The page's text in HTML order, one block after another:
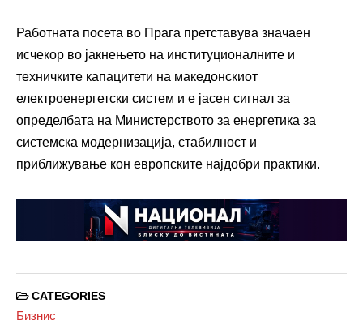
Работната посета во Прага претставува значаен
исчекор во јакнењето на институционалните и
техничките капацитети на македонскиот
електроенергетски систем и е јасен сигнал за
определбата на Министерството за енергетика за
системска модернизација, стабилност и
приближување кон европските најдобри практики.
CATEGORIES
Бизнис